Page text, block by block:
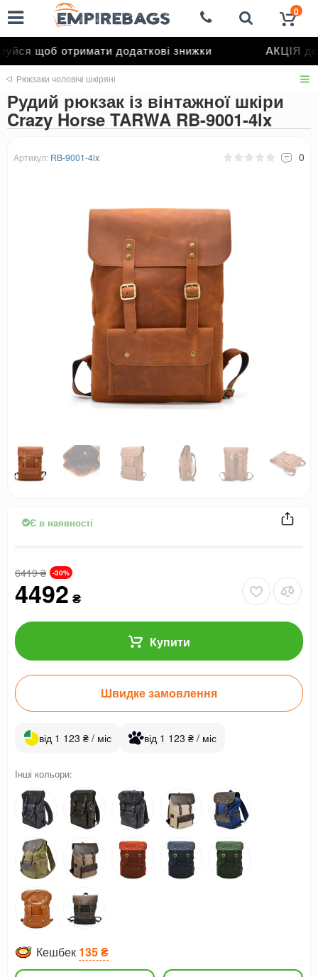
щоб отримати додаткові знижки АКЦІЯ до
0
Рюкзаки чоловічі шкіряні
Рудий рюкзак із вінтажної шкіри
Crazy Horse TARWA RB-9001-4lx
Артикул: RB-9001-4lx 0
Є в наявності
6419₴ -30%
4492 ₴
Купити
Швидке замовлення
від 1 123 ₴ / міс від 1 123 ₴ / міс
Інші кольори:
Кешбек 135 ₴